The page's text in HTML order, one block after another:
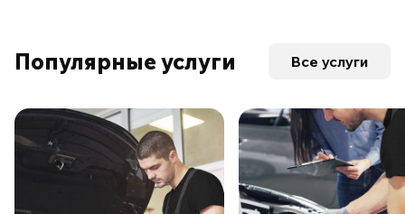
Популярные услуги Все услуги